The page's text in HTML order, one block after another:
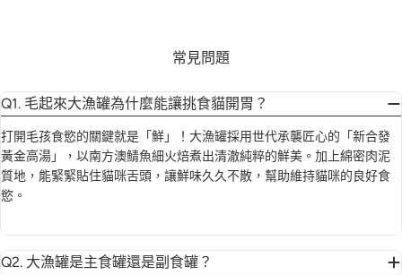
常見問題
Q1. 毛起來大漁罐為什麼能讓挑食貓開胃？
打開毛孩食慾的關鍵就是「鮮」！大漁罐採用世代承襲匠心的「新合發
黃金高湯」，以南方澳鯖魚細火焙煮出清澈純粹的鮮美。加上綿密肉泥
質地，能緊緊貼住貓咪舌頭，讓鮮味久久不散，幫助維持貓咪的良好食
慾。
Q2. 大漁罐是主食罐還是副食罐？